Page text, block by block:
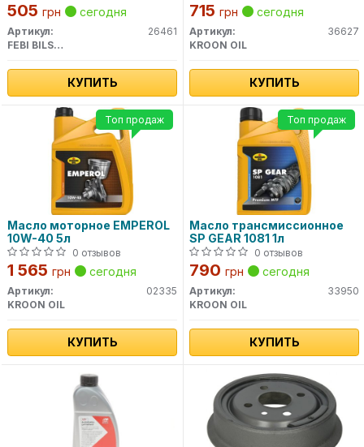
505 грн сегодня
Артикул:
26461
FEBI BILSTEIN
КУПИТЬ
715 грн сегодня
Артикул:
36627
KROON OIL
КУПИТЬ
Масло моторное EMPEROL
10W-40 5л
0 отзывов
1 565 грн сегодня
Артикул:
02335
KROON OIL
КУПИТЬ
Топ продаж
Масло трансмиссионное
SP GEAR 1081 1л
0 отзывов
790 грн сегодня
Артикул:
33950
KROON OIL
КУПИТЬ
Топ продаж